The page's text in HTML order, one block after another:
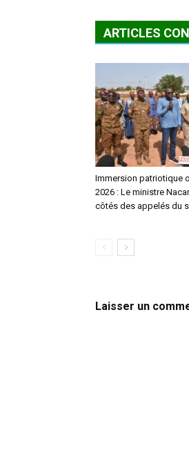
ARTICLES
Immersion patriotique
2026 : Le ministre
côtés des appelés du
Laisser un